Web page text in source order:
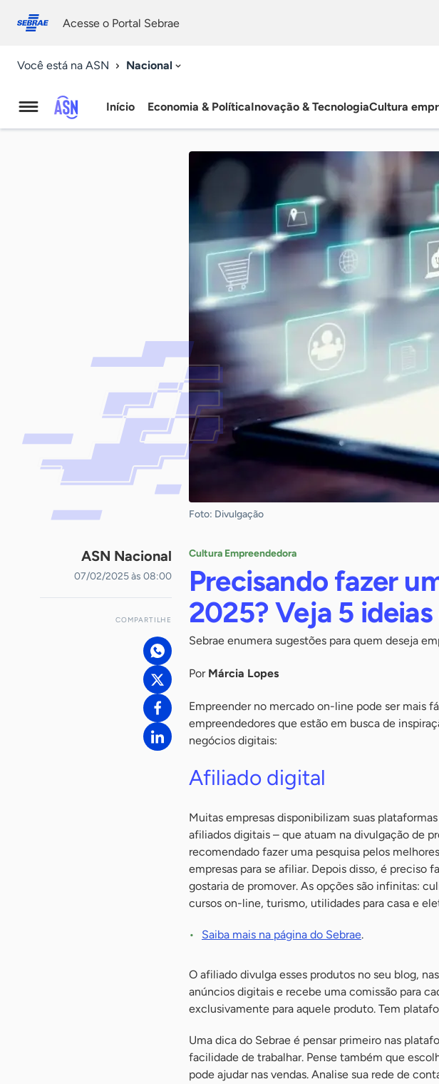
conosco
Acesse o Portal Sebrae
Você está na ASN Nacional
Agência
Início Economia & PolíticaInovação & TecnologiaCultura
Foto: Divulgação
ASN Nacional
07/02/2025 às 08:00
COMPARTILHE
Cultura Empreendedora
Precisando fazer
2025? Veja 5
Sebrae enumera sugestões para quem deseja
Por Márcia Lopes
Empreender no mercado on-line pode ser mais
empreendedores que estão em busca de
negócios digitais:
Afiliado digital
Muitas empresas disponibilizam suas
afiliados digitais – que atuam na divulgação de
recomendado fazer uma pesquisa pelos
empresas para se afiliar. Depois disso, é preciso
gostaria de promover. As opções são infinitas:
cursos on-line, turismo, utilidades para casa e
Saiba mais na página do Sebrae.
O afiliado divulga esses produtos no seu blog,
anúncios digitais e recebe uma comissão para
exclusivamente para aquele produto. Tem
Uma dica do Sebrae é pensar primeiro nas
facilidade de trabalhar. Pense também que
pode ajudar nas vendas. Analise sua rede de